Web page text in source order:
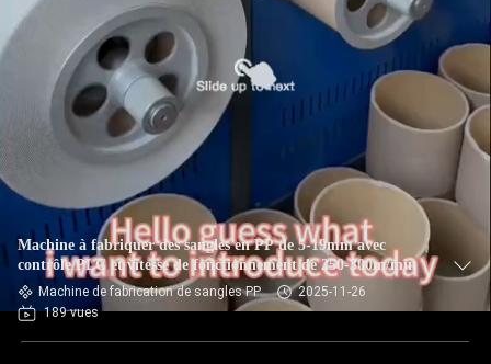
Machine à fabriquer des sangles en PP de 5-19mm avec
contrôle PLC et vitesse de fonctionnement de 250-300m/min
Machine de fabrication de sangles PP
2025-11-26
189 vues